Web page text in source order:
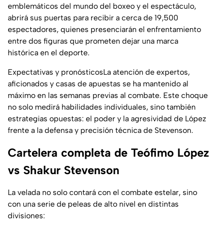
emblemáticos del mundo del boxeo y el espectáculo,
abrirá sus puertas para recibir a cerca de 19,500
espectadores, quienes presenciarán el enfrentamiento
entre dos figuras que prometen dejar una marca
histórica en el deporte.
Expectativas y pronósticosLa atención de expertos,
aficionados y casas de apuestas se ha mantenido al
máximo en las semanas previas al combate. Este choque
no solo medirá habilidades individuales, sino también
estrategias opuestas: el poder y la agresividad de López
frente a la defensa y precisión técnica de Stevenson.
Cartelera completa de Teófimo López
vs Shakur Stevenson
La velada no solo contará con el combate estelar, sino
con una serie de peleas de alto nivel en distintas
divisiones: